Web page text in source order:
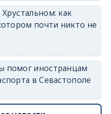
как
почти никто не
помог иностранцам
в Севастополе